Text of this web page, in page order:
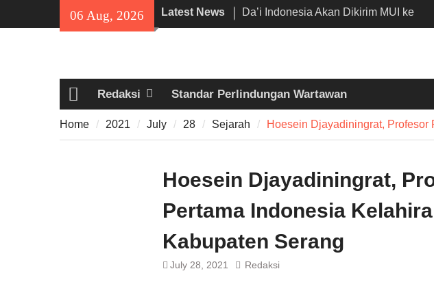
06 Aug, 2026 Latest News
Da’i Indonesia Akan Dikirim MUI ke
Al-Azhar dan Madinah Lewat
di Pamarayan, Polisi Apresiasi
Kedewasaan Bobotoh dan Jack
Mania —
Proyek Jalan Batubantar – Banjar
Rp6,8 Miliar Disorot, Pelaksana
HomeRedaksi Standar Perlindungan Wartawan
Home 2021 July 28 Sejarah Hoesein Djayadiningrat,
Hoesein Djayadiningrat,
Pertama Indonesia
Kabupaten Serang
July 28, 2021 Redaksi